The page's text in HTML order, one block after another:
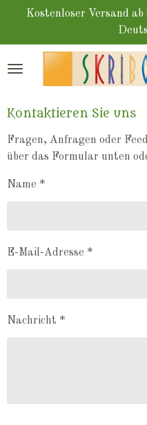
Zum
springen
Kostenloser Versand
Kontaktieren Sie uns
Fragen, Anfragen oder
über das Formular unten
Name *
E-Mail-Adresse *
Nachricht *